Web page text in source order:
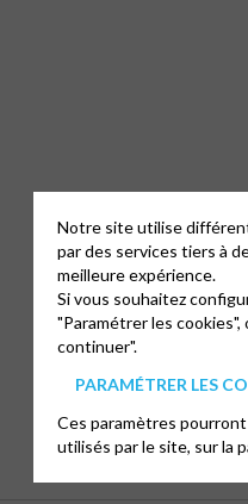
Notre site utilise
par des services tiers à
meilleure expérience.
Si vous souhaitez
"Paramétrer les
continuer".
PARAMÉTRER LES
Ces paramètres
utilisés par le site, sur la